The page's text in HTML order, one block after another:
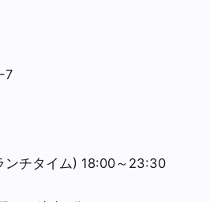
7
ンチタイム) 18:00～23:30